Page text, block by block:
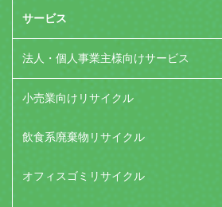
サービス
法人・個人事業主様向けサービス
小売業向けリサイクル
飲食系廃棄物リサイクル
オフィスゴミリサイクル